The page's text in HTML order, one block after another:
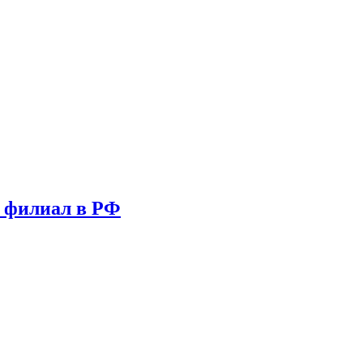
филиал в РФ